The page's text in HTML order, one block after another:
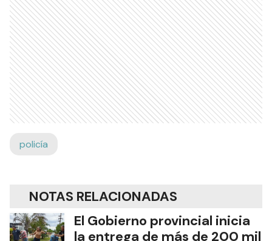
policía
NOTAS RELACIONADAS
El Gobierno provincial inicia
la entrega de más de 200 mil